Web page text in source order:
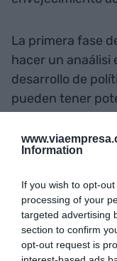
Information
If you wish to opt-
processing of your
targeted advertising
section to confirm
opt-out request is
La primera fase
hacer un anaálisi
desarrollo de
pueden tener
segunda fase
propuestas
La Investigación
pretende que